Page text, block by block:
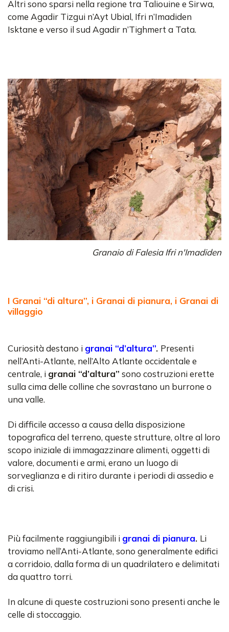
Altri sono sparsi nella regione tra Taliouine e Sirwa,
come Agadir Tizgui n’Ayt Ubial, Ifri n’Imadiden
Isktane e verso il sud Agadir n’Tighmert a Tata.
Granaio di Falesia Ifri n'Imadiden
I Granai “di altura”, i Granai di pianura, i Granai di
villaggio
Curiosità destano i granai “d’altura”. Presenti
nell’Anti-Atlante, nell’Alto Atlante occidentale e
centrale, i granai “d’altura” sono costruzioni erette
sulla cima delle colline che sovrastano un burrone o
una valle.
Di difficile accesso a causa della disposizione
topografica del terreno, queste strutture, oltre al loro
scopo iniziale di immagazzinare alimenti, oggetti di
valore, documenti e armi, erano un luogo di
sorveglianza e di ritiro durante i periodi di assedio e
di crisi.
Più facilmente raggiungibili i granai di pianura. Li
troviamo nell’Anti-Atlante, sono generalmente edifici
a corridoio, dalla forma di un quadrilatero e delimitati
da quattro torri.
In alcune di queste costruzioni sono presenti anche le
celle di stoccaggio.